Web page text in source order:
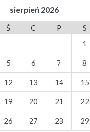
sierpień 2026
Ś C P S
1
5 6 7 8
12 13 14 15
19 20 21 22
26 27 28 29